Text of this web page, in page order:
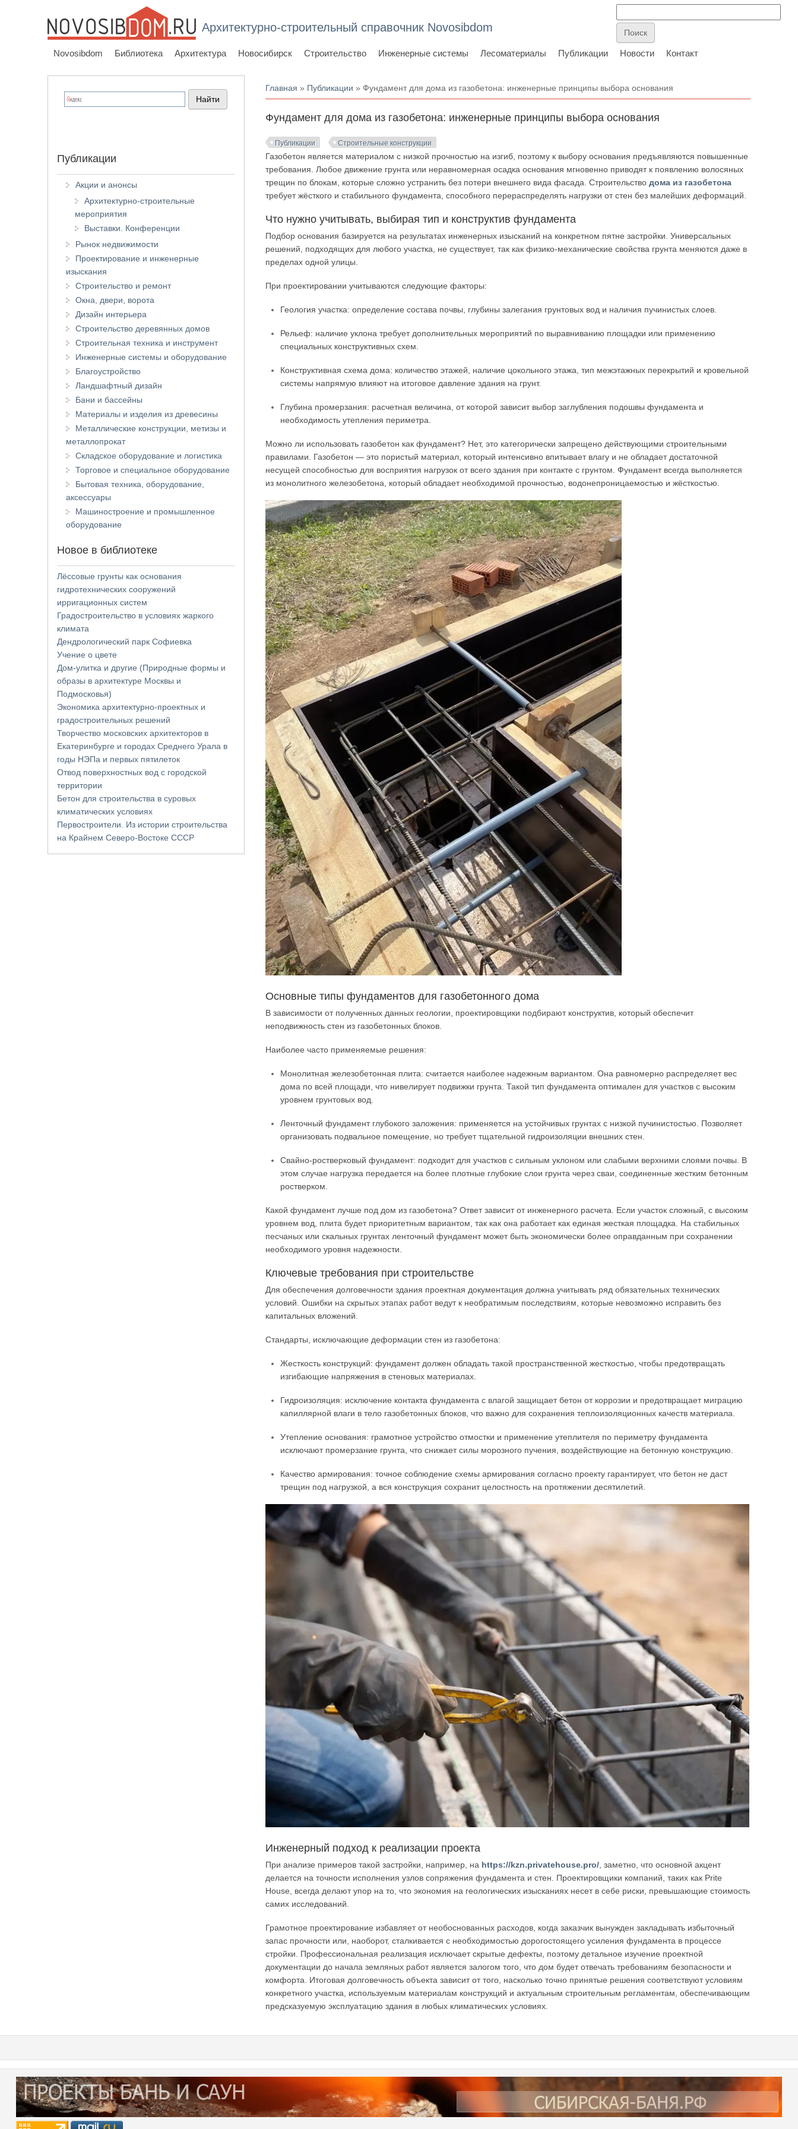
Архитектурно-строительный справочник Novosibdom
Novosibdom Библиотека Архитектура Новосибирск Строительство Инженерные системы Лесоматериалы Публикации Новости Контакт
Вы здесь
Главная » Публикации » Фундамент для дома из газобетона: инженерные принципы выбора основания
Фундамент для дома из газобетона: инженерные принципы выбора основания
Публикации Строительные конструкции
Газобетон является материалом с низкой прочностью на изгиб, поэтому к выбору основания предъявляются повышенные
требования. Любое движение грунта или неравномерная осадка основания мгновенно приводят к появлению волосяных
трещин по блокам, которые сложно устранить без потери внешнего вида фасада. Строительстводома из газобетона
требует жёсткого и стабильного фундамента, способного перераспределять нагрузки от стен без малейших деформаций.
Что нужно учитывать, выбирая тип и конструктив фундамента
Подбор основания базируется на результатах инженерных изысканий на конкретном пятне застройки. Универсальных
решений, подходящих для любого участка, не существует, так как физико-механические свойства грунта меняются даже в
пределах одной улицы.
При проектировании учитываются следующие факторы:
Геология участка: определение состава почвы, глубины залегания грунтовых вод и наличия пучинистых слоев.
Рельеф: наличие уклона требует дополнительных мероприятий по выравниванию площадки или применению
специальных конструктивных схем.
Конструктивная схема дома: количество этажей, наличие цокольного этажа, тип межэтажных перекрытий и кровельной
системы напрямую влияют на итоговое давление здания на грунт.
Глубина промерзания: расчетная величина, от которой зависит выбор заглубления подошвы фундамента и
необходимость утепления периметра.
Можно ли использовать газобетон как фундамент? Нет, это категорически запрещено действующими строительными
правилами. Газобетон — это пористый материал, который интенсивно впитывает влагу и не обладает достаточной
несущей способностью для восприятия нагрузок от всего здания при контакте с грунтом. Фундамент всегда выполняется
из монолитного железобетона, который обладает необходимой прочностью, водонепроницаемостью и жёсткостью.
Основные типы фундаментов для газобетонного дома
В зависимости от полученных данных геологии, проектировщики подбирают конструктив, который обеспечит
неподвижность стен из газобетонных блоков.
Наиболее часто применяемые решения:
Монолитная железобетонная плита: считается наиболее надежным вариантом. Она равномерно распределяет вес
дома по всей площади, что нивелирует подвижки грунта. Такой тип фундамента оптимален для участков с высоким
уровнем грунтовых вод.
Ленточный фундамент глубокого заложения: применяется на устойчивых грунтах с низкой пучинистостью. Позволяет
организовать подвальное помещение, но требует тщательной гидроизоляции внешних стен.
Свайно-ростверковый фундамент: подходит для участков с сильным уклоном или слабыми верхними слоями почвы. В
этом случае нагрузка передается на более плотные глубокие слои грунта через сваи, соединенные жестким бетонным
ростверком.
Какой фундамент лучше под дом из газобетона? Ответ зависит от инженерного расчета. Если участок сложный, с высоким
уровнем вод, плита будет приоритетным вариантом, так как она работает как единая жесткая площадка. На стабильных
песчаных или скальных грунтах ленточный фундамент может быть экономически более оправданным при сохранении
необходимого уровня надежности.
Ключевые требования при строительстве
Для обеспечения долговечности здания проектная документация должна учитывать ряд обязательных технических
условий. Ошибки на скрытых этапах работ ведут к необратимым последствиям, которые невозможно исправить без
капитальных вложений.
Стандарты, исключающие деформации стен из газобетона:
Жесткость конструкций: фундамент должен обладать такой пространственной жесткостью, чтобы предотвращать
изгибающие напряжения в стеновых материалах.
Гидроизоляция: исключение контакта фундамента с влагой защищает бетон от коррозии и предотвращает миграцию
капиллярной влаги в тело газобетонных блоков, что важно для сохранения теплоизоляционных качеств материала.
Утепление основания: грамотное устройство отмостки и применение утеплителя по периметру фундамента
исключают промерзание грунта, что снижает силы морозного пучения, воздействующие на бетонную конструкцию.
Качество армирования: точное соблюдение схемы армирования согласно проекту гарантирует, что бетон не даст
трещин под нагрузкой, а вся конструкция сохранит целостность на протяжении десятилетий.
Инженерный подход к реализации проекта
При анализе примеров такой застройки, например, на https://kzn.privatehouse.pro/ , заметно, что основной акцент
делается на точности исполнения узлов сопряжения фундамента и стен. Проектировщики компаний, таких как Prite
House, всегда делают упор на то, что экономия на геологических изысканиях несет в себе риски, превышающие стоимость
самих исследований.
Грамотное проектирование избавляет от необоснованных расходов, когда заказчик вынужден закладывать избыточный
запас прочности или, наоборот, сталкивается с необходимостью дорогостоящего усиления фундамента в процессе
стройки. Профессиональная реализация исключает скрытые дефекты, поэтому детальное изучение проектной
документации до начала земляных работ является залогом того, что дом будет отвечать требованиям безопасности и
комфорта. Итоговая долговечность объекта зависит от того, насколько точно принятые решения соответствуют условиям
конкретного участка, используемым материалам конструкций и актуальным строительным регламентам, обеспечивающим
предсказуемую эксплуатацию здания в любых климатических условиях.
Публикации
Акции и анонсы
Архитектурно-строительные
мероприятия
Выставки. Конференции
Рынок недвижимости
Проектирование и инженерные
изыскания
Строительство и ремонт
Окна, двери, ворота
Дизайн интерьера
Строительство деревянных домов
Строительная техника и инструмент
Инженерные системы и оборудование
Благоустройство
Ландшафтный дизайн
Бани и бассейны
Материалы и изделия из древесины
Металлические конструкции, метизы и
металлопрокат
Складское оборудование и логистика
Торговое и специальное оборудование
Бытовая техника, оборудование,
аксессуары
Машиностроение и промышленное
оборудование
Новое в библиотеке
Лёссовые грунты как основания
гидротехнических сооружений
ирригационных систем
Градостроительство в условиях жаркого
климата
Дендрологический парк Софиевка
Учение о цвете
Дом-улитка и другие (Природные формы и
образы в архитектуре Москвы и
Подмосковья)
Экономика архитектурно-проектных и
градостроительных решений
Творчество московских архитекторов в
Екатеринбурге и городах Среднего Урала в
годы НЭПа и первых пятилеток
Отвод поверхностных вод с городской
территории
Бетон для строительства в суровых
климатических условиях
Первостроители. Из истории строительства
на Крайнем Северо-Востоке СССР